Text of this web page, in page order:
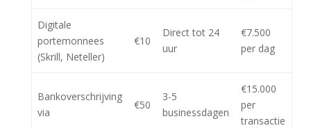
Digitale
portemonnees
(Skrill, Neteller)
€10
Direct tot 24
uur
€7.500
per dag
Bankoverschrijving
via
€50
3-5
businessdagen
€15.000
per
transactie